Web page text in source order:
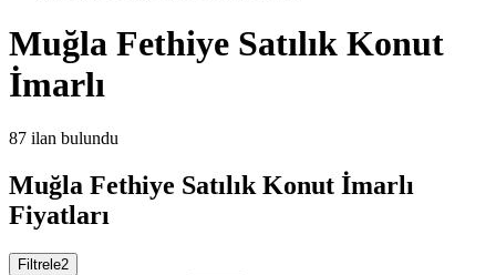
Muğla Fethiye Satılık Konut
İmarlı
87 ilan bulundu
Muğla Fethiye Satılık Konut İmarlı
Fiyatları
Filtrele2